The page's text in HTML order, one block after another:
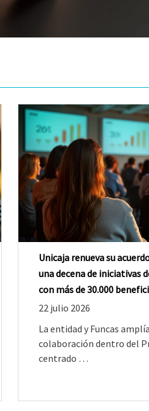
Unicaja renueva su
una decena de iniciativas
con más de 30.000
22 julio 2026
La entidad y Funcas
colaboración dentro del
centrado …